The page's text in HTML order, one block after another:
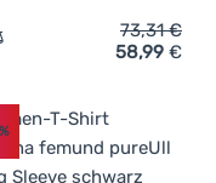
Active "Skyline"
Vergleich 'Herren-T-
73,31€
58,99 €